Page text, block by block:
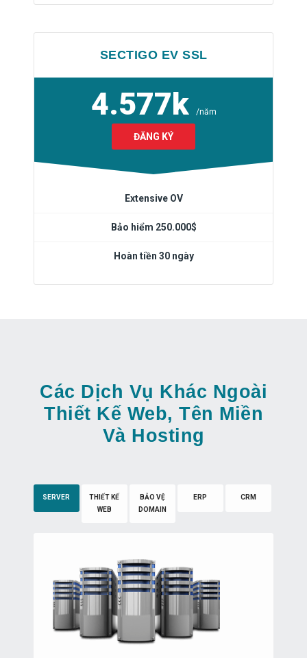
SECTIGO EV SSL
4.577k /năm
ĐĂNG KÝ
Extensive OV
Bảo hiểm 250.000$
Hoàn tiền 30 ngày
Các Dịch Vụ Khác Ngoài
Thiết Kế Web, Tên Miền
Và Hosting
SERVER
THIẾT KẾ
WEB
BẢO VỆ
DOMAIN
ERP CRM